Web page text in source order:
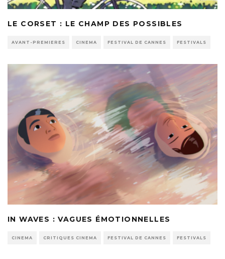
LE CORSET : LE CHAMP DES POSSIBLES
AVANT-PREMIERES CINEMA FESTIVAL DE CANNES FESTIVALS
IN WAVES : VAGUES ÉMOTIONNELLES
CINEMA CRITIQUES CINEMA FESTIVAL DE CANNES FESTIVALS